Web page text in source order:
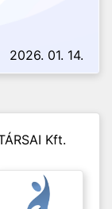
2026. 01. 14.
Kft.